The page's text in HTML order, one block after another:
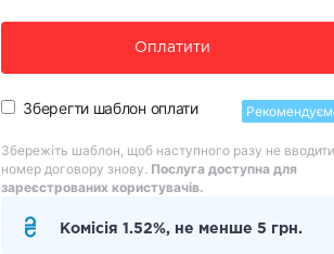
Оплатити
Зберегти шаблон оплати
Збережіть шаблон, щоб наступного разу не вводити
номер договору знову. Послуга доступна для
зареєстрованих користувачів.
Комісія 1.52%, не менше 5 грн.